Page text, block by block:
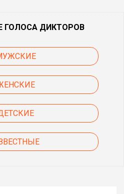
ГОЛОСА ДИКТОРОВ